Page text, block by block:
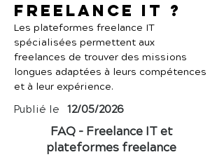
freelance IT ?
Les plateformes freelance IT
spécialisées permettent aux
freelances de trouver des missions
longues adaptées à leurs compétences
et à leur expérience.
Publié le 12/05/2026
FAQ – Freelance IT et
plateformes freelance